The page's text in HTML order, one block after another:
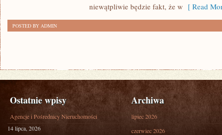
niewątpliwie będzie fakt, że w [ Read
POSTED BY ADMIN
Ostatnie wpisy
Agencje i Pośrednicy Nieruchomości
14 lipca, 2026
Archiwa
lipiec 2026
czerwiec 2026